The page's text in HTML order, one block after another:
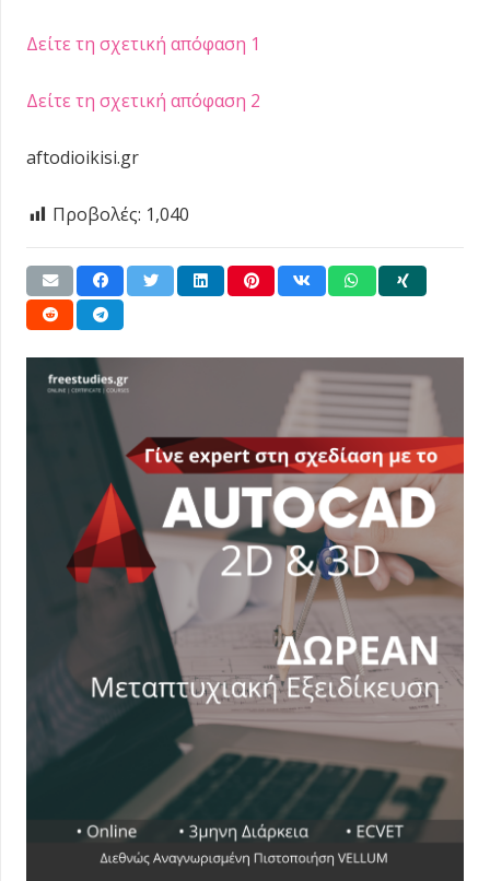
Δείτε τη σχετική απόφαση 1
Δείτε τη σχετική απόφαση 2
aftodioikisi.gr
Προβολές: 1,040